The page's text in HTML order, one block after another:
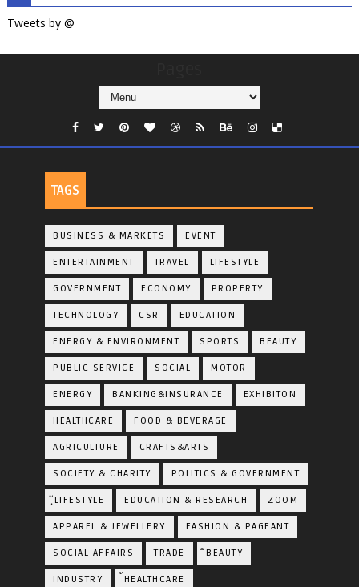
Tweets by @
TAGS
BUSINESS & MARKETS EVENT
ENTERTAINMENT TRAVEL LIFESTYLE
GOVERNMENT ECONOMY PROPERTY
TECHNOLOGY CSR EDUCATION
ENERGY & ENVIRONMENT SPORTS BEAUTY
PUBLIC SERVICE SOCIAL MOTOR
ENERGY BANKING&INSURANCE EXHIBITON
HEALTHCARE FOOD & BEVERAGE
AGRICULTURE CRAFTS&ARTS
SOCIETY & CHARITY POLITICS & GOVERNMENT
ฺัLIFESTYLE EDUCATION & RESEARCH ZOOM
APPAREL & JEWELLERY FASHION & PAGEANT
SOCIAL AFFAIRS TRADE ิBEAUTY
INDUSTRY ้HEALTHCARE